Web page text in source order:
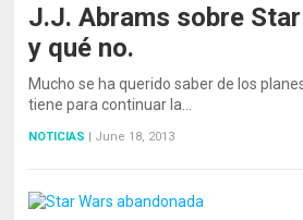
J.J. Abrams sobre
y qué no.
Mucho se ha querido saber de los
tiene para continuar la…
NOTICIAS | June 18, 2013